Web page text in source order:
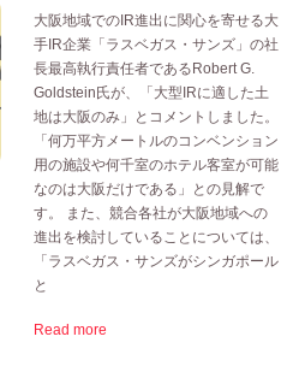
大阪地域でのIR進出に関心を寄せる大
手IR企業「ラスベガス・サンズ」の社
長最高執行責任者であるRobert G.
Goldstein氏が、「大型IRに適した土
地は大阪のみ」とコメントしました。
「何万平方メートルのコンベンション
用の施設や何千室のホテル客室が可能
なのは大阪だけである」との見解で
す。 また、競合各社が大阪地域への
進出を検討していることについては、
「ラスベガス・サンズがシンガポール
と
Read more